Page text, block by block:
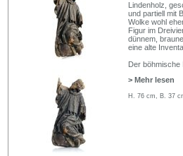
Lindenholz,
und partiell mit
Wolke wohl
Figur im
dünnem,
eine alte
Der böhmische
> Mehr lesen
H. 76 cm, B. 37